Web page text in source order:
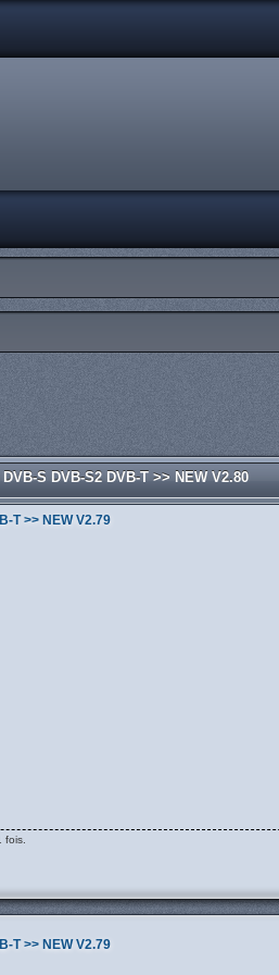
S DVB-S2 DVB-T >> NEW V2.80
T >> NEW V2.79
fois.
T >> NEW V2.79